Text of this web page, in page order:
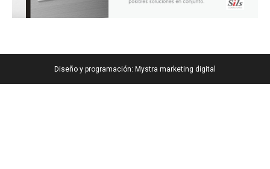
Diseño y programación: Mystra marketing digital